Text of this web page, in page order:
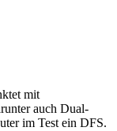
mit
auch Dual-
im Test ein DFS.